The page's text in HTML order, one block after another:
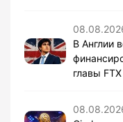
В Англии
главы FTX